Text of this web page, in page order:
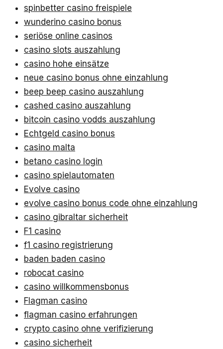
spinbetter casino freispiele
wunderino casino bonus
seriöse online casinos
casino slots auszahlung
casino hohe einsätze
neue casino bonus ohne einzahlung
beep beep casino auszahlung
cashed casino auszahlung
bitcoin casino vodds auszahlung
Echtgeld casino bonus
casino malta
betano casino login
casino spielautomaten
Evolve casino
evolve casino bonus code ohne einzahlung
casino gibraltar sicherheit
F1 casino
f1 casino registrierung
baden baden casino
robocat casino
casino willkommensbonus
Flagman casino
flagman casino erfahrungen
crypto casino ohne verifizierung
casino sicherheit